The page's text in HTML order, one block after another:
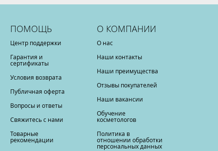
ПОМОЩЬ
Центр поддержки
Гарантия и
сертификаты
Условия возврата
Публичная оферта
Вопросы и ответы
Свяжитесь с нами
Товарные
рекомендации
О КОМПАНИИ
О нас
Наши контакты
Наши преимущества
Отзывы покупателей
Наши вакансии
Обучение
косметологов
Политика в
отношении обработки
персональных данных